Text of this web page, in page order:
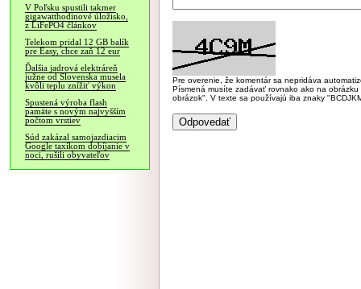
V Poľsku spustili takmer
gigawatthodinové úložisko,
z LiFePO4 článkov
Telekom pridal 12 GB balík
pre Easy, chce zaň 12 eur
Ďalšia jadrová elektráreň
južne od Slovenska musela
kvôli teplu znížiť výkon
Spustená výroba flash
pamäte s novým najvyšším
počtom vrstiev
Súd zakázal samojazdiacim
Google taxíkom dobíjanie v
noci, rušili obyvateľov
Pre overenie, že komentár sa nepridáva
Písmená musíte zadávať rovnako ako na
obrázok". V texte sa používajú iba znaky